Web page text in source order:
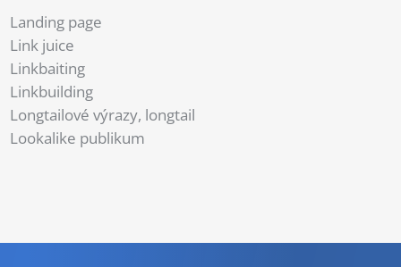
Landing page
Link juice
Linkbaiting
Linkbuilding
Longtailové výrazy, longtail
Lookalike publikum